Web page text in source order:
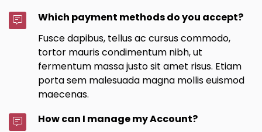
Which payment methods do you accept?
Fusce dapibus, tellus ac cursus commodo,
tortor mauris condimentum nibh, ut
fermentum massa justo sit amet risus. Etiam
porta sem malesuada magna mollis euismod
maecenas.
How can I manage my Account?